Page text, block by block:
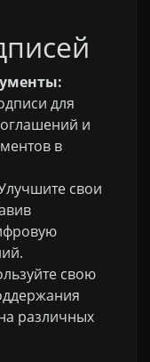
для
и
в
свои
свою
различных